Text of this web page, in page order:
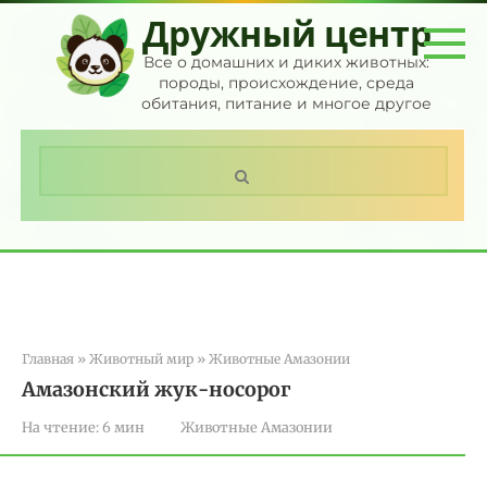
Перейти
контенту
Дружный центр
Все о домашних и диких животных:
породы, происхождение, среда
обитания, питание и многое другое
Главная » Животный мир » Животные Амазонии
Амазонский жук-носорог
На чтение:6 мин Животные Амазонии